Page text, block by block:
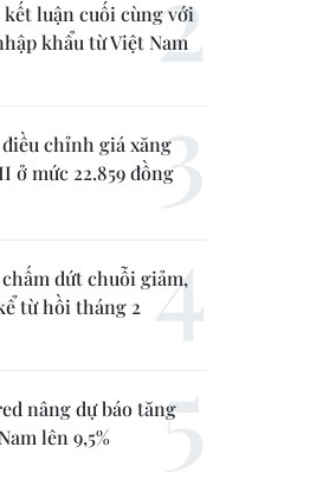
luận cuối cùng với
khẩu từ Việt Nam
chỉnh giá xăng
ở mức 22.859 đồng
dứt chuỗi giảm,
từ hồi tháng 2
nâng dự báo tăng
lên 9,5%